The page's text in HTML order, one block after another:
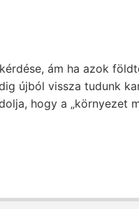
ám ha azok
újból vissza tudunk
hogy a „környezet